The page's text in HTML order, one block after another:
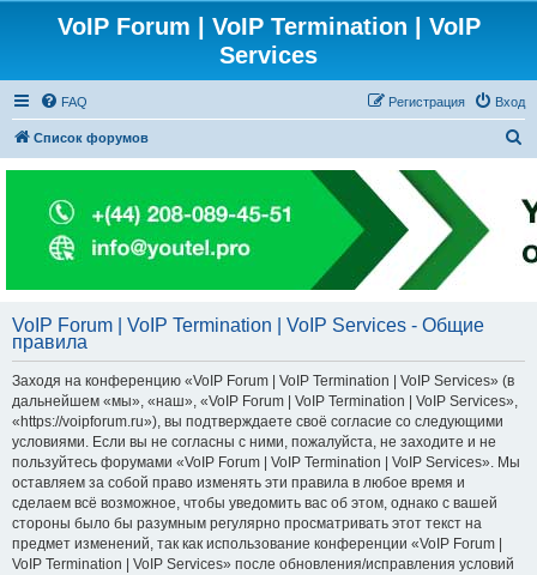
VoIP Forum | VoIP Termination | VoIP
Services
FAQ Вход
Регистрация
Список форумов
с
к
VoIP Forum | VoIP Termination | VoIP Services - Общие
правила
Заходя на конференцию «VoIP Forum | VoIP Termination | VoIP Services» (в
дальнейшем «мы», «наш», «VoIP Forum | VoIP Termination | VoIP Services»,
«https://voipforum.ru»), вы подтверждаете своё согласие со следующими
условиями. Если вы не согласны с ними, пожалуйста, не заходите и не
пользуйтесь форумами «VoIP Forum | VoIP Termination | VoIP Services». Мы
оставляем за собой право изменять эти правила в любое время и
сделаем всё возможное, чтобы уведомить вас об этом, однако с вашей
стороны было бы разумным регулярно просматривать этот текст на
предмет изменений, так как использование конференции «VoIP Forum |
VoIP Termination | VoIP Services» после обновления/исправления условий